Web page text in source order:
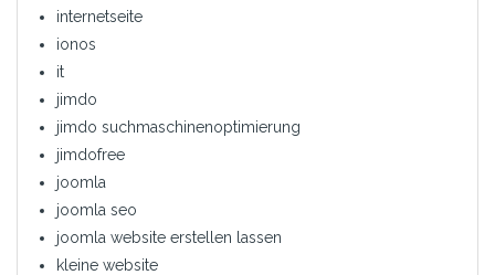
internetseite
ionos
it
jimdo
jimdo suchmaschinenoptimierung
jimdofree
joomla
joomla seo
joomla website erstellen lassen
kleine website